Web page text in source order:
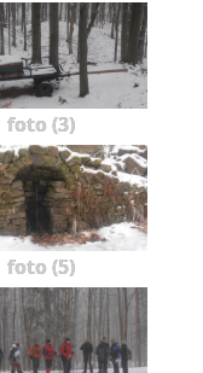
foto (3)
foto (5)